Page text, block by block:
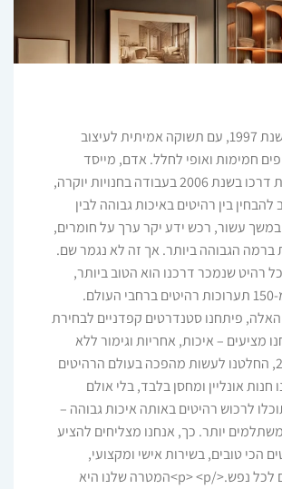
הכול התחיל בשנת 1997, עם תשוקה אמיתית לעיצוב
חמימות ואופי לחלל. אדם, מייסד
החברה החל את דרכו בשנת 2006 בעבודה בחנויות יוקרה,
בין רהיטים באיכות גבוהה לבין
עשור, רכש ידע יקר ערך על חומרים,
ברמה הגבוהה ביותר. אך זה לא נגמר שם.
רהיט שנמכר דרכנו הוא הטוב ביותר,
ביקרנו ביותר מ-150 תערוכות רהיטים ברחבי העולם.
האלה, פיתחנו סטנדרטים קפדניים לבחירת
מציעים – איכות, אחריות וגימור ללא
פשרות. ב-2016, החלטנו לעשות מהפכה בעולם הרהיטים
אונליין ומחסן בלבד, בלי אולם
לרכוש רהיטים באותה איכות גבוהה –
יותר. כך, אנחנו מצליחים להציע
הכי טובים, בשירות אישי ומקצועי,
ובמחירים שווים לכל נפש.</p> <p>המטרה שלנו היא